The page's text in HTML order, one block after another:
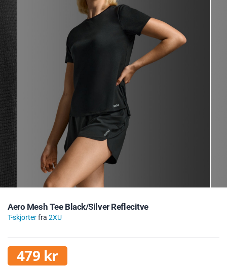
Aero Mesh Tee Black/Silver Reflecitve
T-skjorterfra 2XU
479 kr